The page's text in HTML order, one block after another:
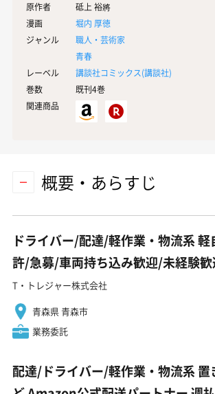
原作者
砥上 裕將
漫画
堀内 厚徳
ジャンル
職人・芸術家
青春
レーベル
講談社コミックス(講談社)
巻数
既刊4巻
関連商品
概要・あらすじ
ドライバー/配達/軽作業・物流系
許/急募/車両持ち込み歓迎/未経験
T・トレジャー株式会社
青森県 青森市
業務委託
配達/ドライバー/軽作業・物流系 置